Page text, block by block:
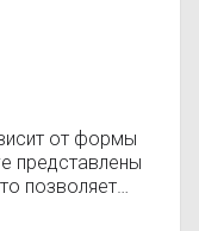
от формы
представлены
позволяет
Ретард по